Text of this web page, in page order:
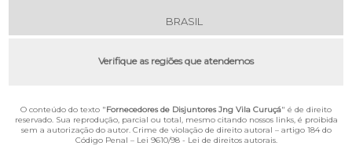
BRASIL
Verifique as regiões que atendemos
O conteúdo do texto "Fornecedores de Disjuntores Jng Vila Curuçá" é de direito
reservado. Sua reprodução, parcial ou total, mesmo citando nossos links, é proibida
sem a autorização do autor. Crime de violação de direito autoral – artigo 184 do
Código Penal – Lei 9610/98 - Lei de direitos autorais.